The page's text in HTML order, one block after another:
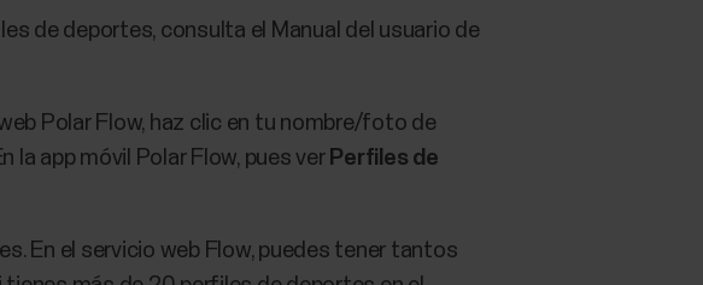
de deportes, consulta el Manual del usuario de
Polar Flow, haz clic en tu nombre/foto de
la app móvil Polar Flow, pues ver Perfiles de
En el servicio web Flow, puedes tener tantos